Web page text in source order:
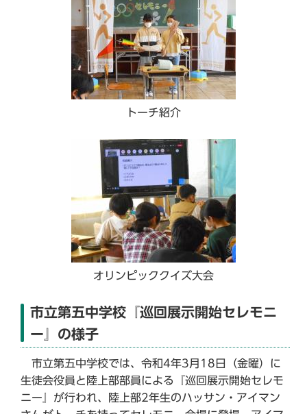
トーチ紹介
オリンピッククイズ大会
市立第五中学校『巡回展示開始セレモニ
ー』の様子
市立第五中学校では、令和4年3月18日（金曜）に
生徒会役員と陸上部部員による『巡回展示開始セレモ
ニー』が行われ、陸上部2年生のハッサン・アイマン